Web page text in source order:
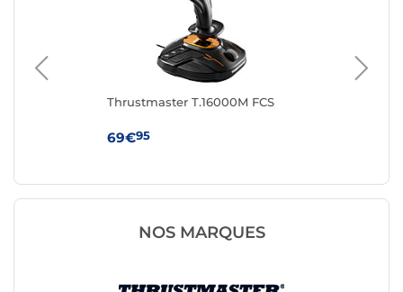
Thrustmaster T.16000M FCS
69€95
NOS MARQUES